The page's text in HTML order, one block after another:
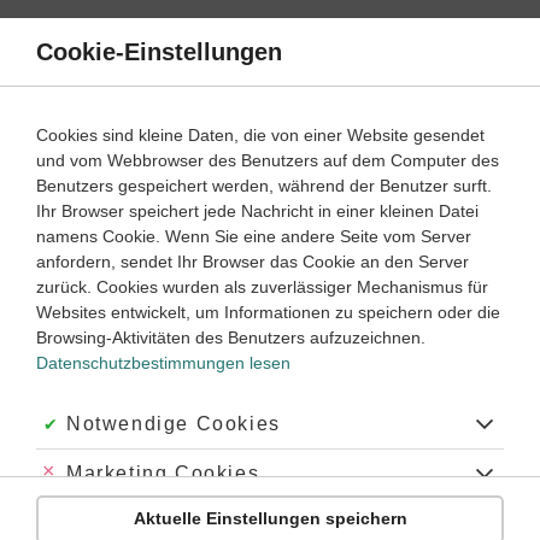
Direkt
Inhalt
Wie unterscheidet man die Arten von Vielecken?
Welche Aufgaben gibt es zu Vielecken?
Wie löst man Aufgaben zu Vielecken?
Wie du weißt, sindVieleckeebene Figuren mit mehreren
Ecken, die durch gerade Linien miteinander verbunden sind.
Einige wirst du schon kennengelernt haben, wie zum Beispiel
Dreiecke und Vierecke. In beiden Fällen hast du deren
festgestellt, dass sich je nach Art die Berechnung bestimmter
Größenunterscheidet. In diesem Abschnitt werden dir die
wichtigsten Aufgaben dazu vorgestellt und wie du sie lösen
kannst.
Nutz die Lernwege, um die Unterschiede kennenzulernen
Cookie-Einstellungen
Cookies sind kleine Daten, die von einer Website gesendet
und vom Webbrowser des Benutzers auf dem Computer des
Benutzers gespeichert werden, während der Benutzer surft.
Ihr Browser speichert jede Nachricht in einer kleinen Datei
namens Cookie. Wenn Sie eine andere Seite vom Server
anfordern, sendet Ihr Browser das Cookie an den Server
zurück. Cookies wurden als zuverlässiger Mechanismus für
Websites entwickelt, um Informationen zu speichern oder die
Browsing-Aktivitäten des Benutzers aufzuzeichnen.
Datenschutzbestimmungen lesen
Akzeptiert:
Notwendige Cookies
Abgelehnt:
Marketing Cookies
Abgelehnt:
Personalisierungs-Cookies
Aktuelle Einstellungen speichern